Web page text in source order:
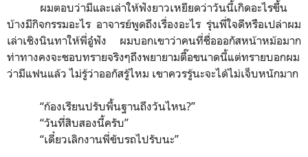
ผมตอบว่ามีและเล่าให้ฟังยาวเหยียดว่าวันนี้เกิดอะไรขึ้น
บ้างมีกิจกรรมอะไร อาจารย์พูดถึงเรื่องอะไร รุ่นพี่ใจดีหรือเปล่าผม
เล่าเชิงนินทาให้พี่อู๋ฟัง ผมบอกเขาว่าคนที่ชื่อออกัสหน้าหม้อมาก
ท่าทางคงจะชอบทรายจริงๆถึงพยายามตื๊อขนาดนี้แต่ทรายบอกผม
ว่ามีแฟนแล้ว ไม่รู้ว่าออกัสรู้ไหม เขาควรรู้นะจะได้ไม่เจ็บหนักมาก
“ก้องเรียนปรับพื้นฐานถึงวันไหน?”
“วันที่สิบสองนี้ครับ”
“เดี๋ยวเลิกงานพี่ขับรถไปรับนะ”